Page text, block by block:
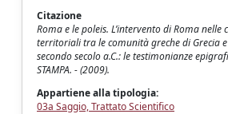
Citazione
Roma e le poleis. L’intervento di Roma nelle
territoriali tra le comunità greche di Grecia e
secondo secolo a.C.: le testimonianze
STAMPA. - (2009).
Appartiene alla tipologia:
03a Saggio, Trattato Scientifico